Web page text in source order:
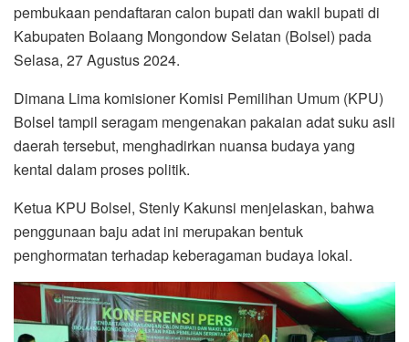
pembukaan pendaftaran calon bupati dan wakil bupati di
Kabupaten Bolaang Mongondow Selatan (Bolsel) pada
Selasa, 27 Agustus 2024.
Dimana Lima komisioner Komisi Pemilihan Umum (KPU)
Bolsel tampil seragam mengenakan pakaian adat suku asli
daerah tersebut, menghadirkan nuansa budaya yang
kental dalam proses politik.
Ketua KPU Bolsel, Stenly Kakunsi menjelaskan, bahwa
penggunaan baju adat ini merupakan bentuk
penghormatan terhadap keberagaman budaya lokal.